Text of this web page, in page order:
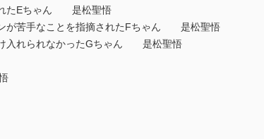
たEちゃん 是松聖悟
苦手なことを指摘されたFちゃん 是松聖悟
れられなかったGちゃん 是松聖悟